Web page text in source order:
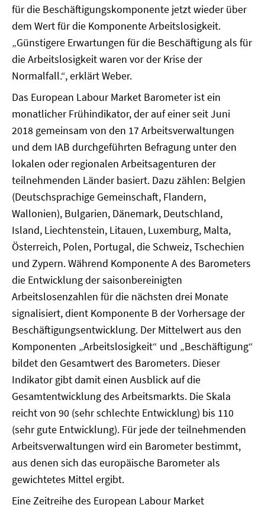
für die Beschäftigungskomponente jetzt wieder über
dem Wert für die Komponente Arbeitslosigkeit.
„Günstigere Erwartungen für die Beschäftigung als für
die Arbeitslosigkeit waren vor der Krise der
Normalfall.“, erklärt Weber.
Das European Labour Market Barometer ist ein
monatlicher Frühindikator, der auf einer seit Juni
2018 gemeinsam von den 17 Arbeitsverwaltungen
und dem IAB durchgeführten Befragung unter den
lokalen oder regionalen Arbeitsagenturen der
teilnehmenden Länder basiert. Dazu zählen: Belgien
(Deutschsprachige Gemeinschaft, Flandern,
Wallonien), Bulgarien, Dänemark, Deutschland,
Island, Liechtenstein, Litauen, Luxemburg, Malta,
Österreich, Polen, Portugal, die Schweiz, Tschechien
und Zypern. Während Komponente A des Barometers
die Entwicklung der saisonbereinigten
Arbeitslosenzahlen für die nächsten drei Monate
signalisiert, dient Komponente B der Vorhersage der
Beschäftigungsentwicklung. Der Mittelwert aus den
Komponenten „Arbeitslosigkeit“ und „Beschäftigung“
bildet den Gesamtwert des Barometers. Dieser
Indikator gibt damit einen Ausblick auf die
Gesamtentwicklung des Arbeitsmarkts. Die Skala
reicht von 90 (sehr schlechte Entwicklung) bis 110
(sehr gute Entwicklung). Für jede der teilnehmenden
Arbeitsverwaltungen wird ein Barometer bestimmt,
aus denen sich das europäische Barometer als
gewichtetes Mittel ergibt.
Eine Zeitreihe des European Labour Market